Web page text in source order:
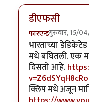
डीएफसी
फारएन्डगुरुवार, 15/
भारताच्या डेडिकेटेड
मधे बघितली. एक
दिसतो आहे.
v=Z6dSYqH8cRo
क्लिप मधे अजून